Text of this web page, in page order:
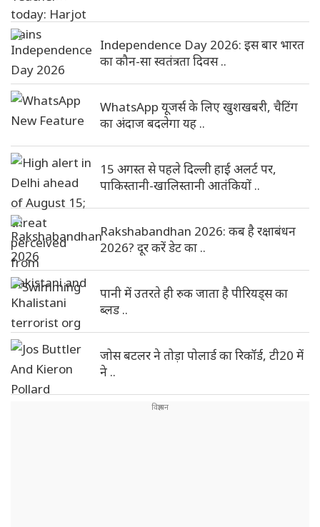
Independence Day 2026: इस बार भारत
का कौन-सा स्वतंत्रता दिवस ..
WhatsApp यूजर्स के लिए खुशखबरी, चैटिंग
का अंदाज बदलेगा यह ..
15 अगस्त से पहले दिल्ली हाई अलर्ट पर,
पाकिस्तानी-खालिस्तानी आतंकियों ..
Rakshabandhan 2026: कब है रक्षाबंधन
2026? दूर करें डेट का ..
पानी में उतरते ही रुक जाता है पीरियड्स का
ब्लड ..
जोस बटलर ने तोड़ा पोलार्ड का रिकॉर्ड, टी20 में
ने ..